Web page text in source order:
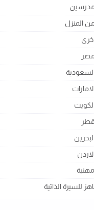
المنزل
للسيرة الذاتية